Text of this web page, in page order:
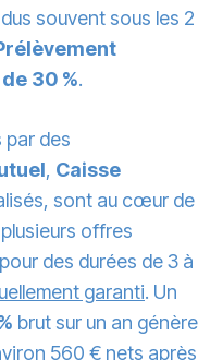
souvent sous les 2
30 %.
par des
, Caisse
sont au cœur de
offres
pour des durées de 3 à
garanti. Un
brut sur un an génère
560 € nets après